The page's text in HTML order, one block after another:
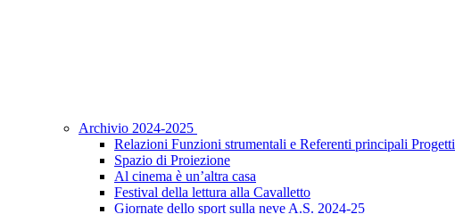
Archivio 2024-2025
Relazioni Funzioni strumentali e Referenti principali Progetti
Spazio di Proiezione
Al cinema è un’altra casa
Festival della lettura alla Cavalletto
Giornate dello sport sulla neve A.S. 2024-25